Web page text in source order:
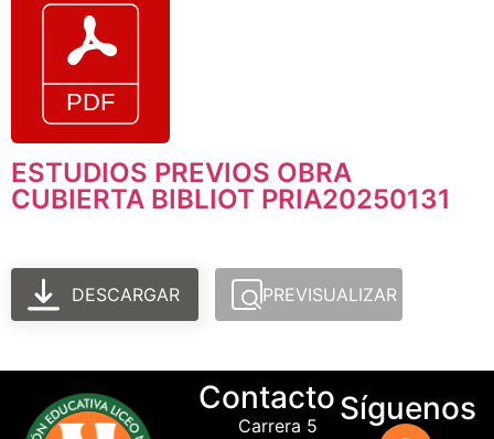
ESTUDIOS PREVIOS OBRA
CUBIERTA BIBLIOT PRIA20250131
DESCARGAR PREVISUALIZAR
Contacto
Carrera 5
Síguenos